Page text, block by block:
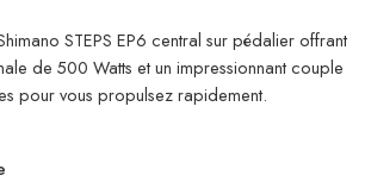
STEPS EP6 central sur pédalier offrant
de 500 Watts et un impressionnant couple
pour vous propulsez rapidement.